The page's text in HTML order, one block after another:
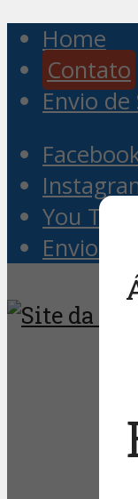
Home
Contato
Envio de
You Tube
Envio de